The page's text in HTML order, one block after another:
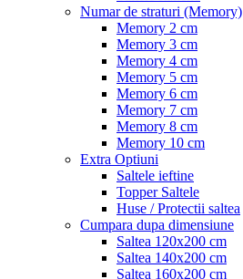
Numar de straturi (Memory)
Memory 2 cm
Memory 3 cm
Memory 4 cm
Memory 5 cm
Memory 6 cm
Memory 7 cm
Memory 8 cm
Memory 10 cm
Extra Optiuni
Saltele ieftine
Topper Saltele
Huse / Protectii saltea
Cumpara dupa dimensiune
Saltea 120x200 cm
Saltea 140x200 cm
Saltea 160x200 cm